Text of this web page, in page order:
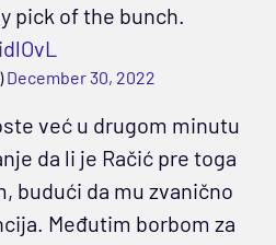
pick of the bunch.
December 30, 2022
već u drugom minutu
da li je Račić pre toga
budući da mu zvanično
Međutim borbom za